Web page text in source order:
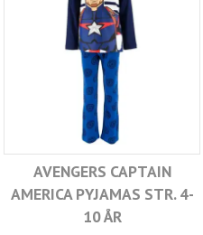
AVENGERS CAPTAIN
AMERICA PYJAMAS STR. 4-
10 ÅR